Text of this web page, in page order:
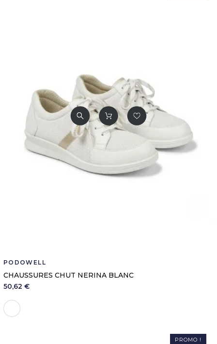
PODOWELL
CHAUSSURES CHUT NERINA BLANC
50,62 €
Blanc
PROMO !